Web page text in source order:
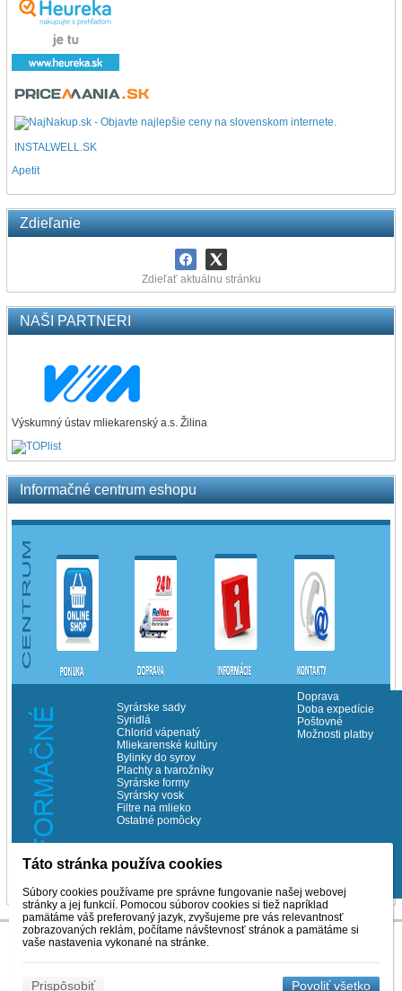
INSTALWELL.SK
Apetit
Zdieľanie
Zdieľať aktuálnu stránku
NAŠI PARTNERI
Výskumný ústav mliekarenský a.s. Žilina
Informačné centrum eshopu
Syrárske sady
Syridlá
Chlorid vápenatý
Mliekarenské kultúry
Bylinky do syrov
Plachty a tvarožníky
Syrárske formy
Syrársky vosk
Filtre na mlieko
Ostatné pomôcky
Doprava
Doba expedície
Poštovné
Možnosti platby
Táto stránka používa cookies
Súbory cookies používame pre správne fungovanie našej webovej
stránky a jej funkcií. Pomocou súborov cookies si tiež napríklad
pamätáme váš preferovaný jazyk, zvyšujeme pre vás relevantnosť
zobrazovaných reklám, počítame návštevnosť stránok a pamätáme si
vaše nastavenia vykonané na stránke.
Prispôsobiť Povoliť všetko